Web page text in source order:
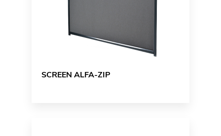
SCREEN ALFA-ZIP